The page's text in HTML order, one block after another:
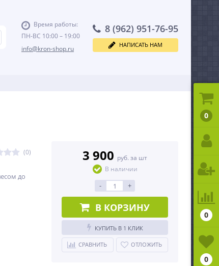
Время работы:
ПН-ВС 10:00 – 19:00
info@kron-shop.ru
8 (962) 951-76-95
НАПИСАТЬ НАМ
(0)
до
3 900 руб. за шт
В наличии
- +
В КОРЗИНУ
КУПИТЬ В 1 КЛИК
СРАВНИТЬ ОТЛОЖИТЬ
0
0
0